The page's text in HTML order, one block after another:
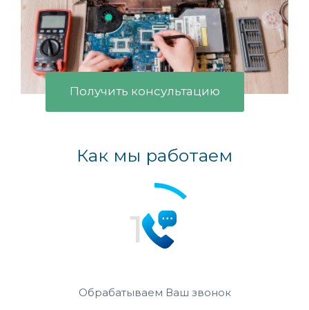
Получить консультацию
Как мы работаем
Обрабатываем Ваш звонок